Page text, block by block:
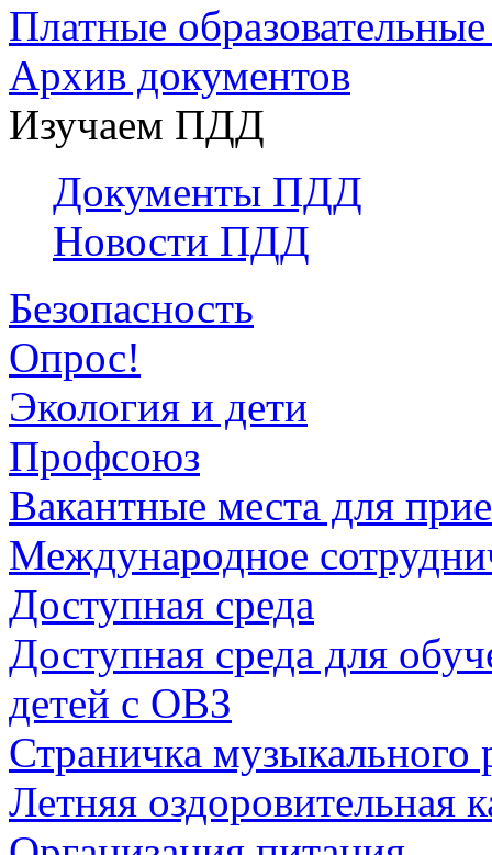
Платные
Архив документов
Изучаем ПДД
Документы ПДД
Новости ПДД
Безопасность
Опрос!
Экология и дети
Профсоюз
Вакантные места для
Международное
Доступная среда
Доступная среда для
детей с ОВЗ
Страничка музыкального
Летняя оздоровительная